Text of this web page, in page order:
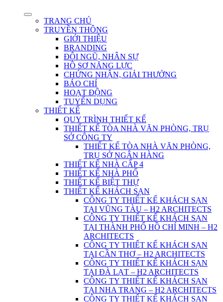
TRANG CHỦ
TRUYỀN THÔNG
GIỚI THIỆU
BRANDING
ĐỘI NGŨ, NHÂN SỰ
HỒ SƠ NĂNG LỰC
CHỨNG NHẬN, GIẢI THƯỞNG
BÁO CHÍ
HOẠT ĐỘNG
TUYỂN DỤNG
THIẾT KẾ
QUY TRÌNH THIẾT KẾ
THIẾT KẾ TÒA NHÀ VĂN PHÒNG, TRỤ
SỞ CÔNG TY
THIẾT KẾ TÒA NHÀ VĂN PHÒNG,
TRỤ SỞ NGÂN HÀNG
THIẾT KẾ NHÀ CẤP 4
THIẾT KẾ NHÀ PHỐ
THIẾT KẾ BIỆT THỰ
THIẾT KẾ KHÁCH SẠN
CÔNG TY THIẾT KẾ KHÁCH SẠN
TẠI VŨNG TÀU – H2 ARCHITECTS
CÔNG TY THIẾT KẾ KHÁCH SẠN
TẠI THÀNH PHỐ HỒ CHÍ MINH – H2
ARCHITECTS
CÔNG TY THIẾT KẾ KHÁCH SẠN
TẠI CẦN THƠ – H2 ARCHITECTS
CÔNG TY THIẾT KẾ KHÁCH SẠN
TẠI ĐÀ LẠT – H2 ARCHITECTS
CÔNG TY THIẾT KẾ KHÁCH SẠN
TẠI NHA TRANG – H2 ARCHITECTS
CÔNG TY THIẾT KẾ KHÁCH SẠN